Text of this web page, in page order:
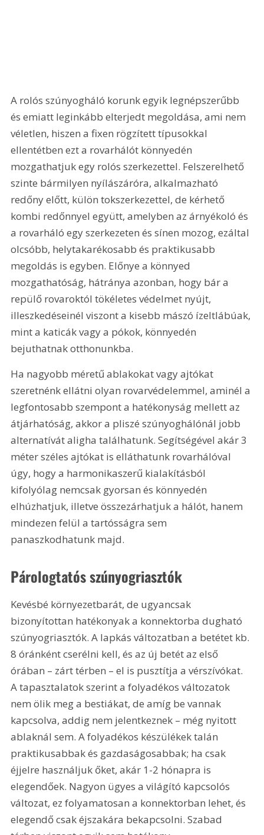
A rolós szúnyogháló korunk egyik legnépszerűbb
és emiatt leginkább elterjedt megoldása, ami nem
véletlen, hiszen a fixen rögzített típusokkal
ellentétben ezt a rovarhálót könnyedén
mozgathatjuk egy rolós szerkezettel. Felszerelhető
szinte bármilyen nyílászáróra, alkalmazható
redőny előtt, külön tokszerkezettel, de kérhető
kombi redőnnyel együtt, amelyben az árnyékoló és
a rovarháló egy szerkezeten és sínen mozog, ezáltal
olcsóbb, helytakarékosabb és praktikusabb
megoldás is egyben. Előnye a könnyed
mozgathatóság, hátránya azonban, hogy bár a
repülő rovaroktól tökéletes védelmet nyújt,
illeszkedéseinél viszont a kisebb mászó ízeltlábúak,
mint a katicák vagy a pókok, könnyedén
bejuthatnak otthonunkba.
Ha nagyobb méretű ablakokat vagy ajtókat
szeretnénk ellátni olyan rovarvédelemmel, aminél a
legfontosabb szempont a hatékonyság mellett az
átjárhatóság, akkor a pliszé szúnyoghálónál jobb
alternatívát aligha találhatunk. Segítségével akár 3
méter széles ajtókat is elláthatunk rovarhálóval
úgy, hogy a harmonikaszerű kialakításból
kifolyólag nemcsak gyorsan és könnyedén
elhúzhatjuk, illetve összezárhatjuk a hálót, hanem
mindezen felül a tartósságra sem
panaszkodhatunk majd.
Párologtatós szúnyogriasztók
Kevésbé környezetbarát, de ugyancsak
bizonyítottan hatékonyak a konnektorba dugható
szúnyogriasztók. A lapkás változatban a betétet kb.
8 óránként cserélni kell, és az új betét az első
órában – zárt térben – el is pusztítja a vérszívókat.
A tapasztalatok szerint a folyadékos változatok
nem ölik meg a bestiákat, de amíg be vannak
kapcsolva, addig nem jelentkeznek – még nyitott
ablaknál sem. A folyadékos készülékek talán
praktikusabbak és gazdaságosabbak; ha csak
éjjelre használjuk őket, akár 1-2 hónapra is
elegendőek. Nagyon ügyes a világító kapcsolós
változat, ez folyamatosan a konnektorban lehet, és
elegendő csak éjszakára bekapcsolni. Szabad